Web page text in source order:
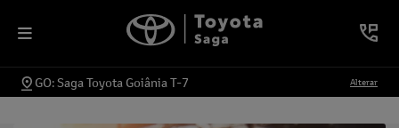
GO: Saga Toyota Goiânia T-7 Alterar